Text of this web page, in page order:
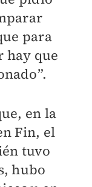
para
hay que
en la
Fin, el
tuvo
hubo